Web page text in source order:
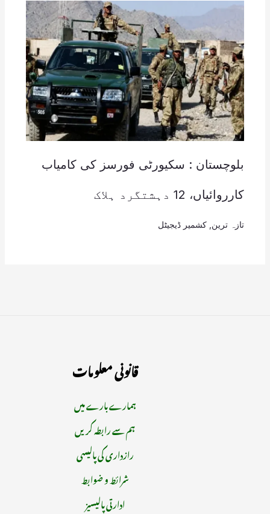
بلوچستان : سکیورٹی فورسز کی کامیاب
کارروائیاں، 12 دہشتگرد ہلاک
تازہ ترین کشمیر ڈیجیٹل
قانونی معلومات
ہمارے بارے میں
ہم سے رابطہ کریں
رازداری کی پالیسی
شرائط و ضوابط
ادارتی پالیسیز